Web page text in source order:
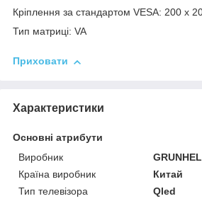
Кріплення за стандартом VESA: 200 x
Тип матриці: VA
Приховати
Характеристики
Основні атрибути
Виробник
Країна виробник
Китай
Тип телевізора
Qled